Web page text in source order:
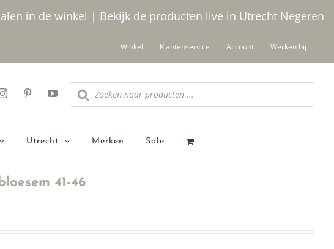
in de winkel | Bekijk de producten live in Utrecht Negeren
Winkel Klantenservice Account Werken bij
Producten
zoeken
Utrecht Merken Sale
41-46